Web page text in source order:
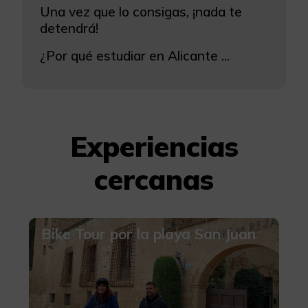
Una vez que lo consigas, ¡nada te
detendrá!
¿Por qué estudiar en Alicante ...
Experiencias
cercanas
Bike Tour por la playa San Juan